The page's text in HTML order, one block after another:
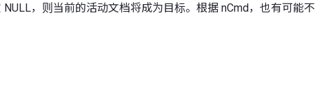
，则当前的活动文档将成为目标。根据 nCmd，也有可能不